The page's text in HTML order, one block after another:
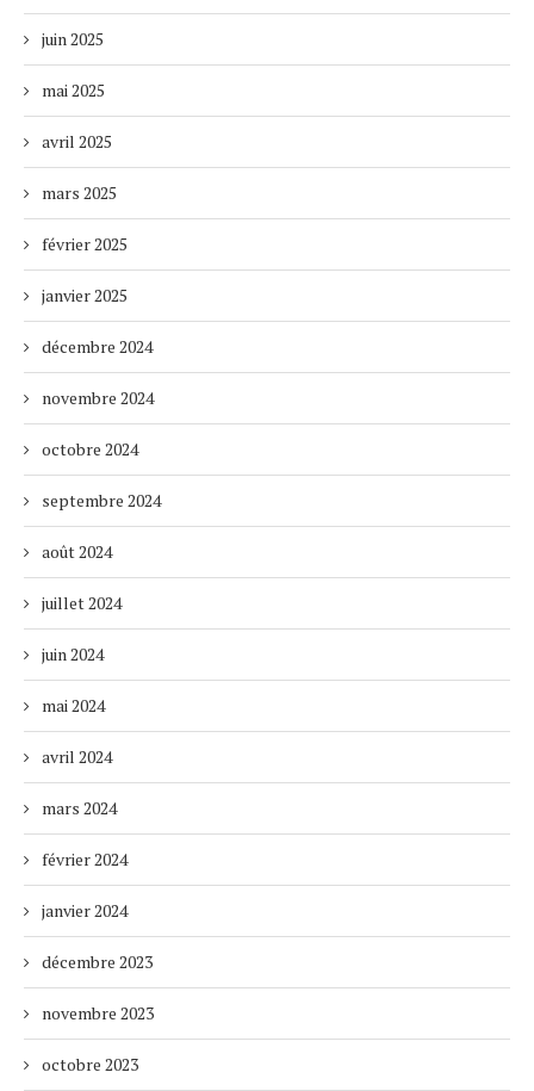
juin 2025
mai 2025
avril 2025
mars 2025
février 2025
janvier 2025
décembre 2024
novembre 2024
octobre 2024
septembre 2024
août 2024
juillet 2024
juin 2024
mai 2024
avril 2024
mars 2024
février 2024
janvier 2024
décembre 2023
novembre 2023
octobre 2023